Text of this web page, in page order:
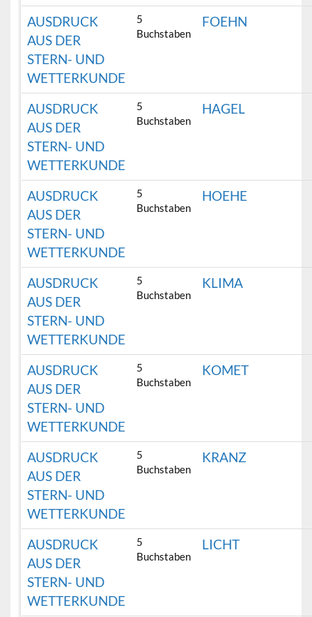
AUSDRUCK
AUS DER
STERN- UND
WETTERKUNDE
5
Buchstaben
FOEHN
AUSDRUCK
AUS DER
STERN- UND
WETTERKUNDE
5
Buchstaben
HAGEL
AUSDRUCK
AUS DER
STERN- UND
WETTERKUNDE
5
Buchstaben
HOEHE
AUSDRUCK
AUS DER
STERN- UND
WETTERKUNDE
5
Buchstaben
KLIMA
AUSDRUCK
AUS DER
STERN- UND
WETTERKUNDE
5
Buchstaben
KOMET
AUSDRUCK
AUS DER
STERN- UND
WETTERKUNDE
5
Buchstaben
KRANZ
AUSDRUCK
AUS DER
STERN- UND
WETTERKUNDE
5
Buchstaben
LICHT